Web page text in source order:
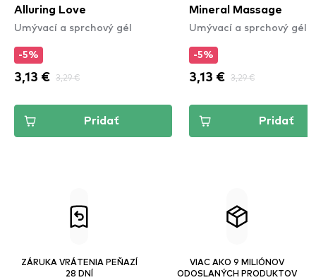
Alluring Love
Umývací a sprchový gél
-5%
3,13 € 3,29 €
Pridať
Mineral Massage
Umývací a sprchový gél
-5%
3,13 € 3,29 €
Pridať
ZÁRUKA VRÁTENIA PEŇAZÍ
28 DNÍ
VIAC AKO 9 MILIÓNOV
ODOSLANÝCH PRODUKTOV